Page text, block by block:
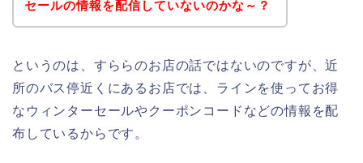
セールの情報を配信していないのかな～？
というのは、すららのお店の話ではないのですが、近
所のバス停近くにあるお店では、ラインを使ってお得
なウィンターセールやクーポンコードなどの情報を配
布しているからです。